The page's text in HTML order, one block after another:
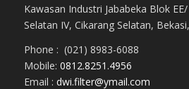
Kawasan Industri Jababeka Blok
Selatan IV, Cikarang Selatan,
Phone : (021) 8983-6088
Mobile: 0812.8251.4956
Email : dwi.filter@ymail.com